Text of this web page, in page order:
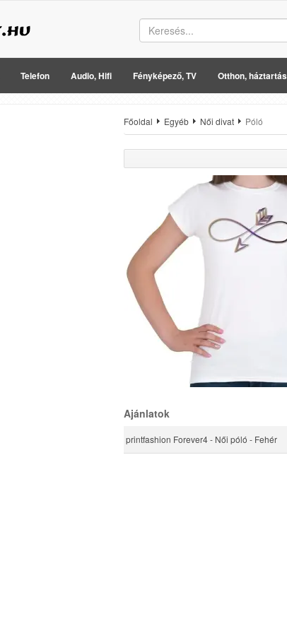
Telefon Audio, Hifi Fényképező, TV Otthon, háztartás
Főoldal Egyéb Női divat Póló
Ajánlatok
printfashion Forever4 - Női póló - Fehér